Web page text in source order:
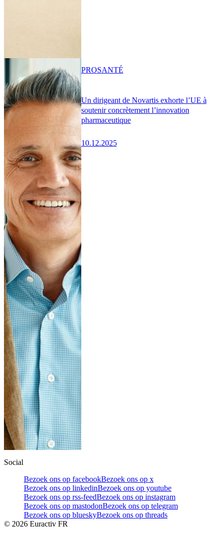
Un dirigeant de Novartis exhorte l’UE à
soutenir concrètement l’innovation
pharmaceutique
10.12.2025
PROSANTÉ
Social
Bezoek ons op facebookBezoek ons op x
Bezoek ons op linkedinBezoek ons op youtube
Bezoek ons op rss-feedBezoek ons op instagram
Bezoek ons op mastodonBezoek ons op telegram
Bezoek ons op blueskyBezoek ons op threads
© 2026 Euractiv FR